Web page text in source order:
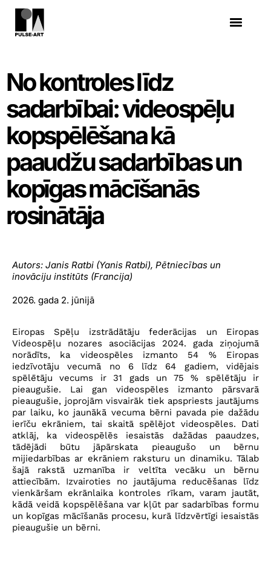
No kontroles līdz
sadarbībai: videospēļu
kopspēlēšana kā
paaudžu sadarbības un
kopīgas mācīšanās
rosinātāja
Autors: Janis Ratbi (Yanis Ratbi), Pētniecības un
inovāciju institūts (Francija)
2026. gada 2. jūnijā
Eiropas Spēļu izstrādātāju federācijas un Eiropas
Videospēļu nozares asociācijas 2024. gada ziņojumā
norādīts, ka videospēles izmanto 54 % Eiropas
iedzīvotāju vecumā no 6 līdz 64 gadiem, vidējais
spēlētāju vecums ir 31 gads un 75 % spēlētāju ir
pieaugušie. Lai gan videospēles izmanto pārsvarā
pieaugušie, joprojām visvairāk tiek apspriests jautājums
par laiku, ko jaunākā vecuma bērni pavada pie dažādu
ierīču ekrāniem, tai skaitā spēlējot videospēles. Dati
atklāj, ka videospēlēs iesaistās dažādas paaudzes,
tādējādi būtu jāpārskata pieaugušo un bērnu
mijiedarbības ar ekrāniem raksturu un dinamiku. Tālab
šajā rakstā uzmanība ir veltīta vecāku un bērnu
attiecībām. Izvairoties no jautājuma reducēšanas līdz
vienkāršam ekrānlaika kontroles rīkam, varam jautāt,
kādā veidā kopspēlēšana var kļūt par sadarbības formu
un kopīgas mācīšanās procesu, kurā līdzvērtīgi iesaistās
pieaugušie un bērni.